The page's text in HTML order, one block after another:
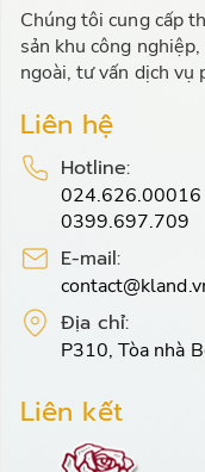
Chúng tôi cung cấp
sản khu công
ngoài, tư vấn dịch vụ
Liên hệ
Hotline:
024.626.00016
0399.697.709
E-mail:
Địa chỉ:
P310, Tòa nhà
Liên kết